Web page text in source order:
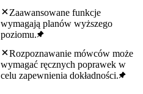
Zaawansowane funkcje
wymagają planów wyższego
poziomu.
Rozpoznawanie mówców może
wymagać ręcznych poprawek w
celu zapewnienia dokładności.